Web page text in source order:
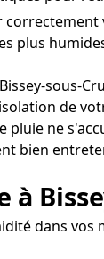
plus
sous-
de
pluie ne
bien
dans